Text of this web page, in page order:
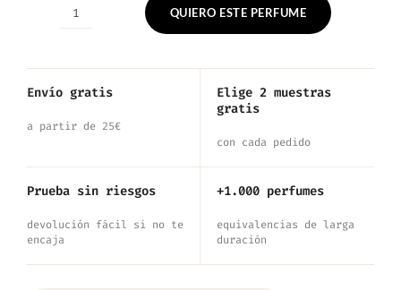
Inspirado
For
Men
cantidad
QUIERO ESTE PERFUME
Envío gratis
a partir de 25€
Elige 2 muestras
gratis
con cada pedido
Prueba sin riesgos
devolución fácil si no te
encaja
+1.000 perfumes
equivalencias de larga
duración